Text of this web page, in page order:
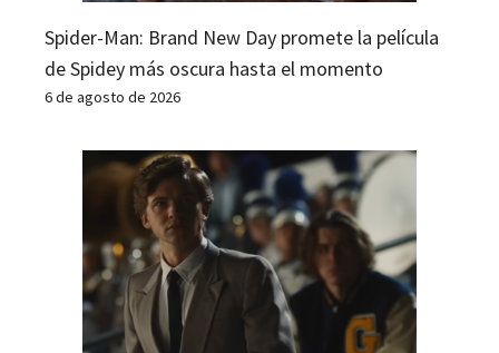
Spider-Man: Brand New Day promete la película
de Spidey más oscura hasta el momento
6 de agosto de 2026